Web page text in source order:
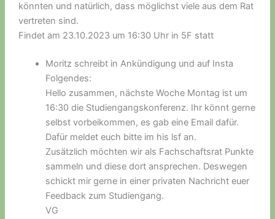
könnten und natürlich, dass möglichst viele aus dem Rat
vertreten sind.
Findet am 23.10.2023 um 16:30 Uhr in 5F statt
Moritz schreibt in Ankündigung und auf Insta
Folgendes:
Hello zusammen, nächste Woche Montag ist um
16:30 die Studiengangskonferenz. Ihr könnt gerne
selbst vorbeikommen, es gab eine Email dafür.
Dafür meldet euch bitte im his lsf an.
Zusätzlich möchten wir als Fachschaftsrat Punkte
sammeln und diese dort ansprechen. Deswegen
schickt mir gerne in einer privaten Nachricht euer
Feedback zum Studiengang.
VG